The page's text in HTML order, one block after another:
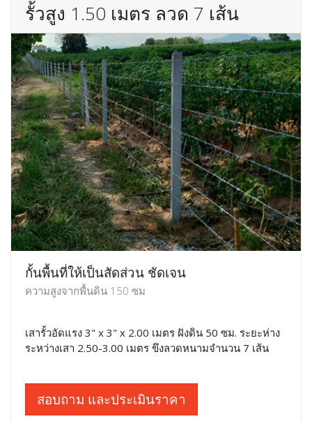
รั้วสูง 1.50 เมตร ลวด 7 เส้น
กั้นพื้นที่ให้เป็นสัดส่วน ชัดเจน
ความสูงจากพื้นดิน 150 ซม
เสารั้วอัดแรง 3" x 3" x 2.00 เมตร ฝังดิน 50 ซม. ระยะห่าง
ระหว่างเสา 2.50-3.00 เมตร ขึงลวดหนามจำนวน 7 เส้น
สอบถาม และประเมินราคา